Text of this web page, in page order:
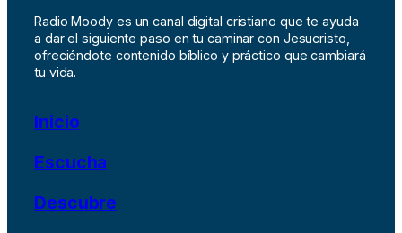
Radio Moody es un canal digital cristiano que te ayuda
a dar el siguiente paso en tu caminar con Jesucristo,
ofreciéndote contenido bíblico y práctico que cambiará
tu vida.
Inicio
Escucha
Descubre